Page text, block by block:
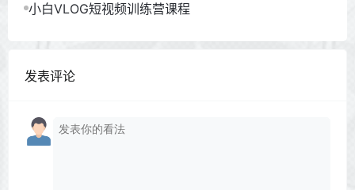
小白VLOG短视频训练营课程
发表评论